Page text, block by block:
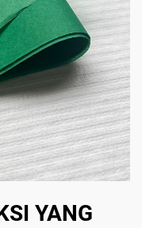
YANG